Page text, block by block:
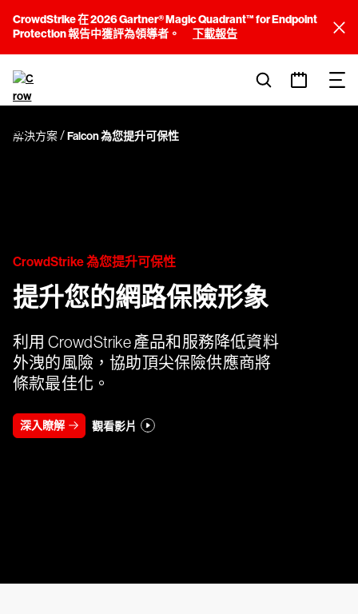
CrowdStrike 在 2026 Gartner® Magic Quadrant™ for Endpoint
Protection 報告中獲評為領導者。
下載報告
解決方案 Falcon 為您提升可保性
CrowdStrike 為您提升可保性
提升您的網路保險形象
利用 CrowdStrike 產品和服務降低資料
外洩的風險，協助頂尖保險供應商將
條款最佳化。
深入瞭解 觀看影片